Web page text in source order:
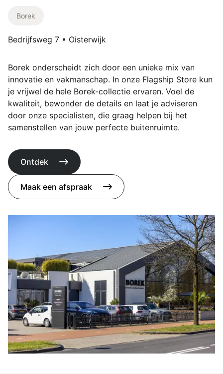
Borek
Bedrijfsweg 7 • Oisterwijk
Borek onderscheidt zich door een unieke mix van
innovatie en vakmanschap. In onze Flagship Store kun
je vrijwel de hele Borek-collectie ervaren. Voel de
kwaliteit, bewonder de details en laat je adviseren
door onze specialisten, die graag helpen bij het
samenstellen van jouw perfecte buitenruimte.
Ontdek
Maak een afspraak